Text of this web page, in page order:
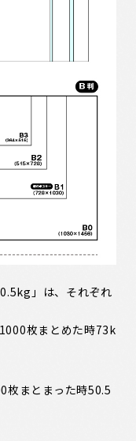
」は、それぞれ
枚まとめた時73k
まとまった時50.5